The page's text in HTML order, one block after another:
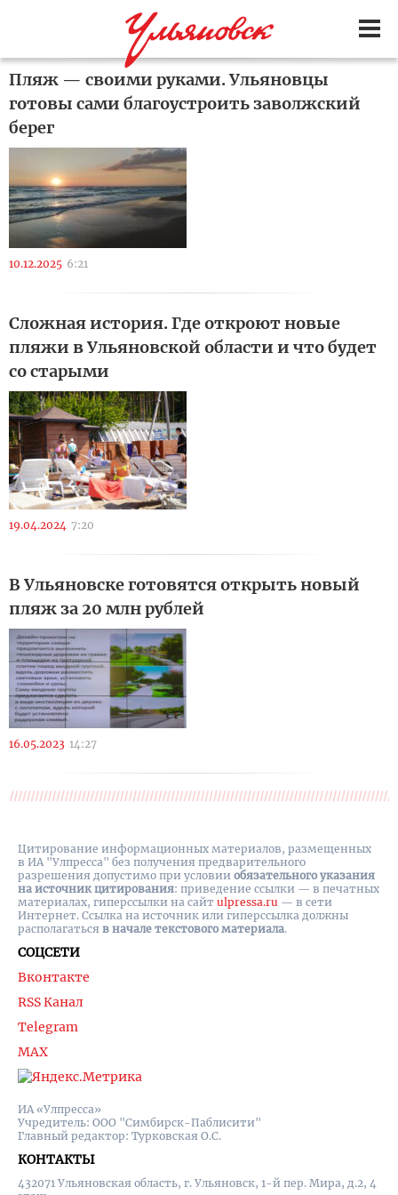
Пляж — своими руками. Ульяновцы
готовы сами благоустроить заволжский
берег
10.12.2025 6:21
Сложная история. Где откроют новые
пляжи в Ульяновской области и что будет
со старыми
19.04.2024 7:20
В Ульяновске готовятся открыть новый
пляж за 20 млн рублей
16.05.2023 14:27
ИА «Улпресса»
Учредитель: ООО "Симбирск-Паблисити"
Главный редактор: Турковская О.С.
КОНТАКТЫ
432071 Ульяновская область, г. Ульяновск, 1-й пер. Мира, д.2, 4
СОЦСЕТИ
Вконтакте
RSS Канал
Telegram
MAX
Цитирование информационных материалов, размещенных
в ИА "Улпресса" без получения предварительного
разрешения допустимо при условии обязательного указания
на источник цитирования: приведение ссылки — в печатных
материалах, гиперссылки на cайт ulpressa.ru — в сети
Интернет. Ссылка на источник или гиперссылка должны
располагаться в начале текстового материала.